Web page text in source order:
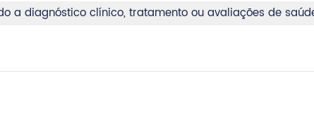
a diagnóstico clínico, tratamento ou avaliações de